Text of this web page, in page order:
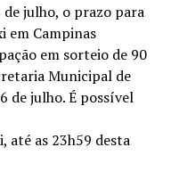
julho, o prazo para
em Campinas
em sorteio de 90
Municipal de
de julho. É possível
até as 23h59 desta